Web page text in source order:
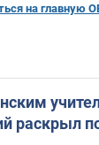
на главную
раскрыл